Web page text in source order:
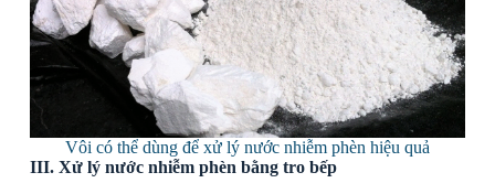
Vôi có thể dùng để xử lý nước nhiễm phèn hiệu quả
III. Xử lý nước nhiễm phèn bằng tro bếp